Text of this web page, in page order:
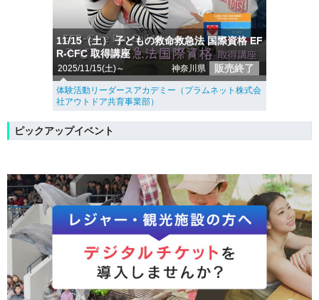
11/15（土） 子どもの救命救急法 国際資格 EF
R-CFC 取得講座
2025/11/15(土)～ 神奈川県 販売終了
体験活動リーダースアカデミー（プラムネット株式会
社アウトドア共育事業部）
ピックアップイベント